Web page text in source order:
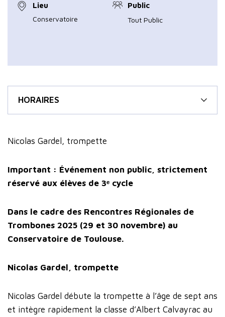
Lieu
Conservatoire
Public
Tout Public
HORAIRES
Nicolas Gardel, trompette
Important : Événement non public, strictement
réservé aux élèves de 3ᵉ cycle
Dans le cadre des Rencontres Régionales de
Trombones 2025 (29 et 30 novembre) au
Conservatoire de Toulouse.
Nicolas Gardel, trompette
Nicolas Gardel débute la trompette à l’âge de sept ans
et intègre rapidement la classe d’Albert Calvayrac au